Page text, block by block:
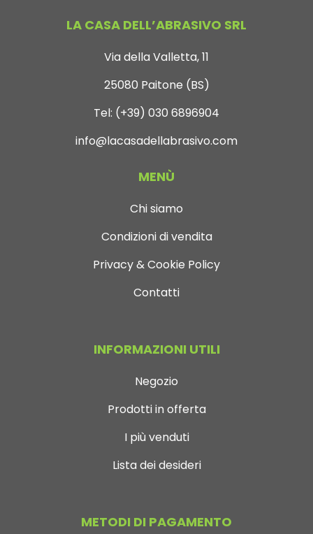
LA CASA DELL’ABRASIVO SRL
Via della Valletta, 11
25080 Paitone (BS)
Tel: (+39) 030 6896904
info@lacasadellabrasivo.com
MENÙ
Chi siamo
Condizioni di vendita
Privacy & Cookie Policy
Contatti
INFORMAZIONI UTILI
Negozio
Prodotti in offerta
I più venduti
Lista dei desideri
METODI DI PAGAMENTO